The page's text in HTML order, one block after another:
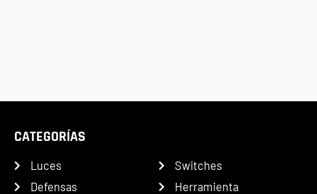
CATEGORÍAS
Luces
Defensas
Switches
Herramienta